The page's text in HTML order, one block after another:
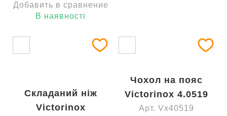
Добавить в сравнение
В наявності
Складаний ніж
Victorinox
Чохол на пояс
Victorinox 4.0519
Арт. Vx40519